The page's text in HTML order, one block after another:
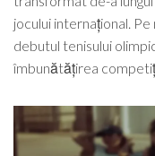
jocului internațional.
debutul tenisului
îmbunătățirea